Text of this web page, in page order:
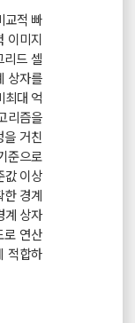
교적 빠
이미지
리드 셀
상자를
최대 억
즘을
거친
준으로
이상
경계
계 상자
로 연산
적합하